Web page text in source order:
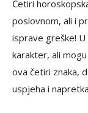
Četiri
poslovnom, ali i
isprave greške!
karakter, ali
ova četiri znaka,
uspjeha i